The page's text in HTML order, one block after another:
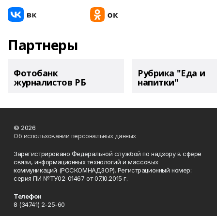
Партнеры
Фотобанк
журналистов РБ
Рубрика "Еда и
напитки"
© 2026
Об использовании персональных данных
Зарегистрировано Федеральной службой по надзору в сфере
связи, информационных технологий и массовых
коммуникаций (РОСКОМНАДЗОР). Регистрационный номер:
серия ПИ №ТУ02-01467 от 07.10.2015 г.
Телефон
8 (34741) 2-25-60